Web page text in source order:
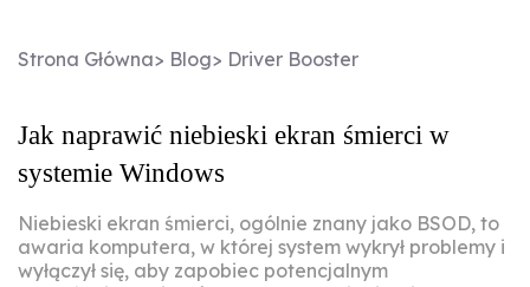
Partnerzy
Strona Główna> Blog> Driver Booster
Jak naprawić niebieski ekran śmierci w
systemie Windows
Niebieski ekran śmierci, ogólnie znany jako BSOD, to
awaria komputera, w której system wykrył problemy i
wyłączył się, aby zapobiec potencjalnym